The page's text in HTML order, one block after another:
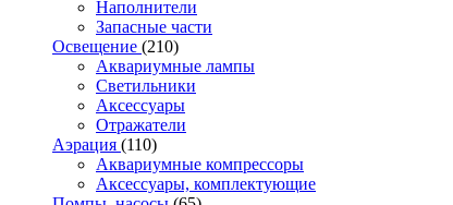
Наполнители
Запасные части
Освещение (210)
Аквариумные лампы
Светильники
Аксессуары
Отражатели
Аэрация (110)
Аквариумные компрессоры
Аксессуары, комплектующие